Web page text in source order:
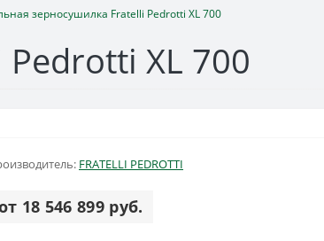
зерносушилка Fratelli Pedrotti XL 700
XL 700
FRATELLI PEDROTTI
18 546 899 руб.